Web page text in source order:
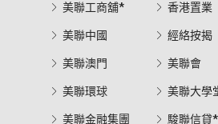
美聯工商舖*
美聯中國
美聯澳門
美聯環球
美聯金融集團
香港置業
經絡按揭
美聯會
美聯大學
駿聯信貸*